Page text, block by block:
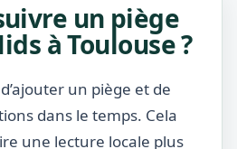
un piège
à Toulouse ?
un piège et de
dans le temps. Cela
une lecture locale plus